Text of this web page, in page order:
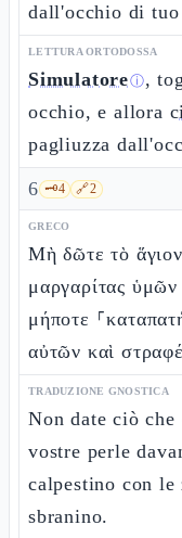
dall'occhio di
LETTURA ORTODOSSA
Simulatoreⓘ,
occhio, e allora
pagliuzza
6 🗝️4 🔗2
GRECO
Μὴ δῶτε τὸ
μαργαρίτας
μήποτε
αὐτῶν καὶ
TRADUZIONE GNOSTICA
Non date ciò
vostre perle
calpestino con
sbranino.